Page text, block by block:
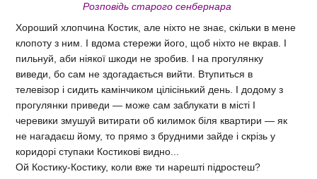
Розповідь старого сенбернара
Хороший хлопчина Костик, але ніхто не знає, скільки в мене
клопоту з ним. І вдома стережи його, щоб ніхто не вкрав. І
пильнуй, аби ніякої шкоди не зробив. І на прогулянку
виведи, бо сам не здогадається вийти. Втупиться в
телевізор і сидить камінчиком цілісінький день. І додому з
прогулянки приведи — може сам заблукати в місті І
черевики змушуй витирати об килимок біля квартири — як
не нагадаєш йому, то прямо з брудними зайде і скрізь у
коридорі ступаки Костикові видно...
Ой Костику-Костику, коли вже ти нарешті підростеш?